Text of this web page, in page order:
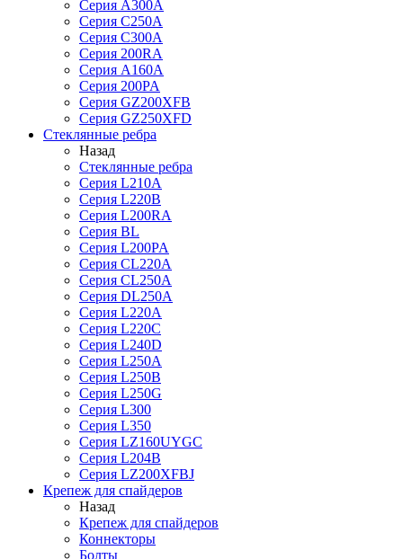
Серия А300А
Серия С250A
Серия С300A
Серия 200RA
Серия А160A
Серия 200PA
Серия GZ200XFB
Серия GZ250XFD
Стеклянные ребра
Назад
Стеклянные ребра
Серия L210А
Серия L220В
Серия L200RA
Серия BL
Серия L200PA
Серия CL220A
Серия CL250A
Серия DL250A
Серия L220A
Серия L220C
Серия L240D
Серия L250A
Серия L250B
Серия L250G
Серия L300
Серия L350
Серия LZ160UYGC
Серия L204B
Серия LZ200XFBJ
Крепеж для спайдеров
Назад
Крепеж для спайдеров
Коннекторы
Болты